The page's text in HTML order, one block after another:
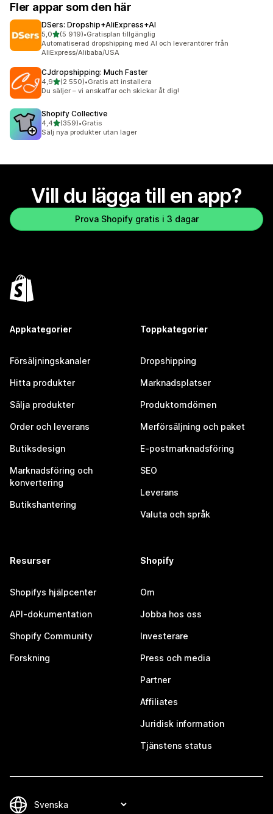
Fler appar som den här
DSers: Dropship+AliExpress+AI
5,0av 5 stjärnor
(5 919)
5919 recensioner totalt
•Gratisplan tillgänglig
Automatiserad dropshipping med AI och leverantörer från
AliExpress/Alibaba/USA
CJdropshipping: Much Faster
4,9av 5 stjärnor
(2 550)
2550 recensioner totalt
•Gratis att installera
Du säljer – vi anskaffar och skickar åt dig!
Shopify Collective
4,4av 5 stjärnor
(359)
359 recensioner totalt
•Gratis
Sälj nya produkter utan lager
Vill du lägga till en app?
Prova Shopify gratis i 3 dagar
Appkategorier
Försäljningskanaler
Hitta produkter
Sälja produkter
Order och leverans
Butiksdesign
Marknadsföring och
konvertering
Butikshantering
Toppkategorier
Dropshipping
Marknadsplatser
Produktomdömen
Merförsäljning och paket
E-postmarknadsföring
SEO
Leverans
Valuta och språk
Resurser
Shopifys hjälpcenter
API-dokumentation
Shopify Community
Forskning
Shopify
Om
Jobba hos oss
Investerare
Press och media
Partner
Affiliates
Juridisk information
Tjänstens status